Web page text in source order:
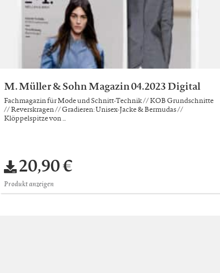
M. Müller & Sohn Magazin 04.2023 Digital
Fachmagazin für Mode und Schnitt-Technik // KOB Grundschnitte
// Reverskragen // Gradieren: Unisex-Jacke & Bermudas //
Klöppelspitze von …
20,90 €
Produkt anzeigen